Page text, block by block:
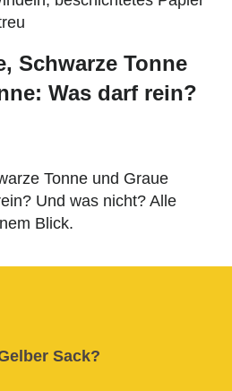
Schwarze Tonne
Was darf rein?
Tonne und Graue
Und was nicht? Alle
Blick.
Sack?